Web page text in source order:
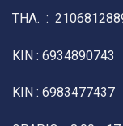
ΤΗΛ. :
ΚΙΝ : 6934890743
ΚΙΝ : 6983477437